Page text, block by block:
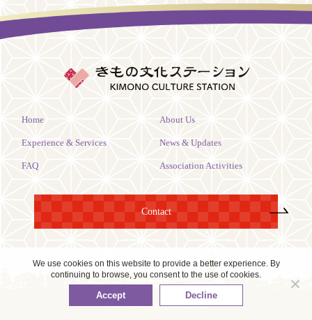
Home About Us
Experience & Services News & Updates
FAQ Association Activities
Contact
© wagokoro All rights reserved.
We use cookies on this website to provide a better experience. By
continuing to browse, you consent to the use of cookies.
Accept Decline